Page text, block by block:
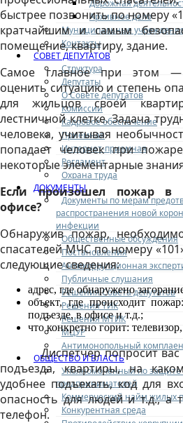
Дорожная
Архивное дело
Муниципальные
Контакты
СОВЕТ ДЕПУТАТОВ
Структура
Депутаты
О Совете депутатов
Комиссии
Кадровое обеспечение
Приемная
Интернет-приемная
Регламент
Охрана труда
ДОКУМЕНТЫ
Документы по мерам
распространения новой
инфекции
Общественные обсуждения
Постановления
Антикоррупционная
Публичные слушания
Решения Совета депутатов
Решения ТИК
Решения МТИК
МЦУР
Антимонопольный
ОБЩЕСТВО И ВЛАСТЬ
Уполномоченный по защите
предпринимателей
Коммерческий найм жилых
Конкурентная среда
быстрее позвонить по номеру
кратчайшим и самым
помещение, квартиру, здание.
Самое главное при этом —
оценить ситуацию и степень
для жильцов своей
лестничной клетке. Задача
человека, учитывая
попадает человек при
некоторые элементарные
Если произошел пожар в
офисе?
Обнаружив пожар,
спасателей МЧС по номеру
следующие сведения:
адрес, где обнаружено
объект, где происходит
подъезде, в офисе и т.д.;
что конкретно горит:
Диспетчер попросит вас
подъезда, квартиры, на
удобнее подъехать, код для
опасность для людей и т.д.,
телефон.